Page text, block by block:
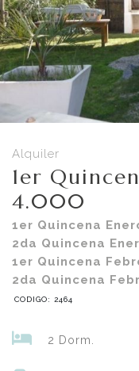
Alquiler
1er
4.000
1er Quincena
2da Quincena
1er Quincena
2da Quincena
CODIGO: 2464
2 Dorm.